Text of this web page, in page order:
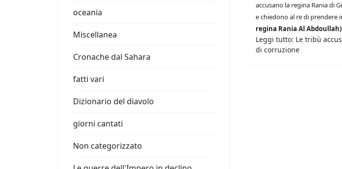
oceania
Miscellanea
Cronache dal Sahara
fatti vari
Dizionario del diavolo
giorni cantati
Non categorizzato
accusano la regina Rania di
e chiedono al re di prendere
regina Rania Al Abdoullah)
Leggi tutto: Le tribù
di corruzione